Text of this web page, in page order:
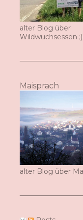
alter Blog über
Wildwuchsessen ;)
Maisprach
alter Blog über